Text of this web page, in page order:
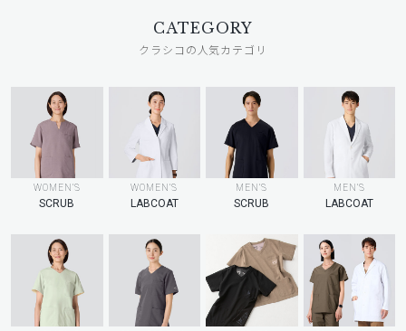
CATEGORY
クラシコの人気カテゴリ
WOMEN’S
SCRUB
WOMEN’S
LABCOAT
MEN’S
SCRUB
MEN’S
LABCOAT